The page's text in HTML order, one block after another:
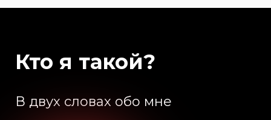
В двух словах обо мне
Кто я такой?